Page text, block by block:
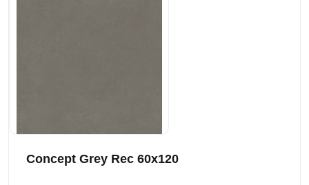
Concept Grey Rec 60x120